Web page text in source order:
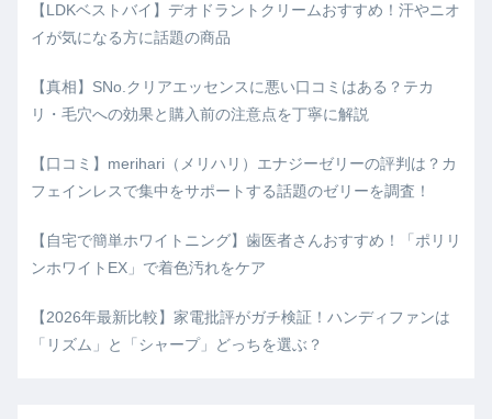
【LDKベストバイ】デオドラントクリームおすすめ！汗やニオ
イが気になる方に話題の商品
【真相】SNo.クリアエッセンスに悪い口コミはある？テカ
リ・毛穴への効果と購入前の注意点を丁寧に解説
【口コミ】merihari（メリハリ）エナジーゼリーの評判は？カ
フェインレスで集中をサポートする話題のゼリーを調査！
【自宅で簡単ホワイトニング】歯医者さんおすすめ！「ポリリ
ンホワイトEX」で着色汚れをケア
【2026年最新比較】家電批評がガチ検証！ハンディファンは
「リズム」と「シャープ」どっちを選ぶ？